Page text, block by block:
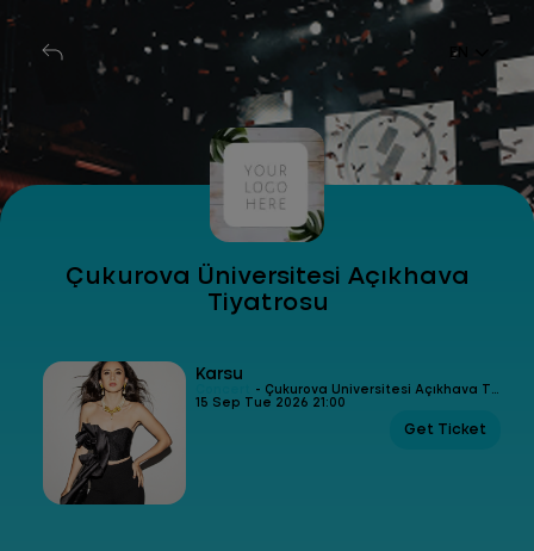
EN
Çukurova Üniversitesi Açıkhava
Tiyatrosu
Karsu
- Çukurova Üniversitesi Açıkhava Tiyatrosu
15 Sep Tue 2026 21:00
Get Ticket